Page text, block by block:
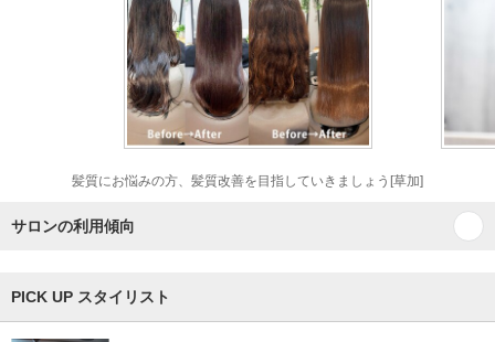
髪質にお悩みの方、髪質改善を目指していきましょう[草加]
サロンの利用傾向
PICK UP スタイリスト